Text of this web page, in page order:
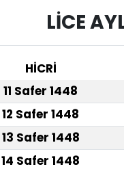
LİCE
HİCRİ
11 Safer 1448
12 Safer 1448
13 Safer 1448
14 Safer 1448